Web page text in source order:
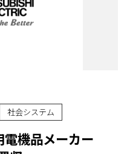
社会システム
機品メーカー